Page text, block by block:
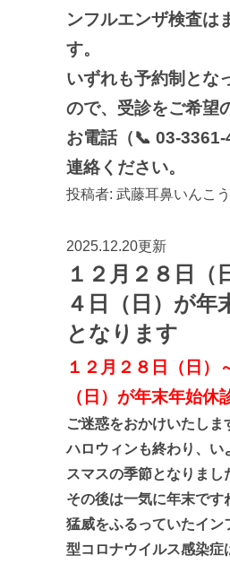
ンフルエンザ検査は
す。
いずれも予約制とな
ので、受診をご希望
お電話（📞 03-
連絡ください。
投稿者: 武藤耳鼻いんこ
2025.12.20更新
１２月２８日（
４日（日）が年
となります
１２月２８日（日）
（日）が年末年始休
ご迷惑をおかけいたしま
ハロウィンも終わり、い
スマスの季節となりまし
その後は一気に年末です
猛威をふるっていたイン
型コロナウイルス感染症